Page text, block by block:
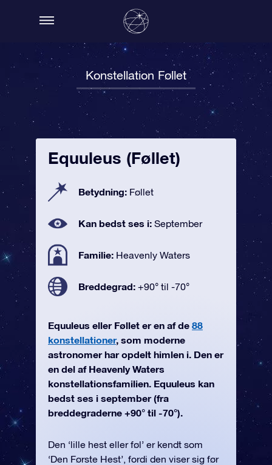
Konstellation Føllet
Equuleus (Føllet)
Betydning: Føllet
Kan bedst ses i: September
Familie: Heavenly Waters
Breddegrad: +90° til -70°
Equuleus eller Føllet er en af de 88
konstellationer, som moderne
astronomer har opdelt himlen i. Den er
en del af Heavenly Waters
konstellationsfamilien. Equuleus kan
bedst ses i september (fra
breddegraderne +90° til -70°).
Den ‘lille hest eller føl’ er kendt som
‘Den Første Hest’, fordi den viser sig før